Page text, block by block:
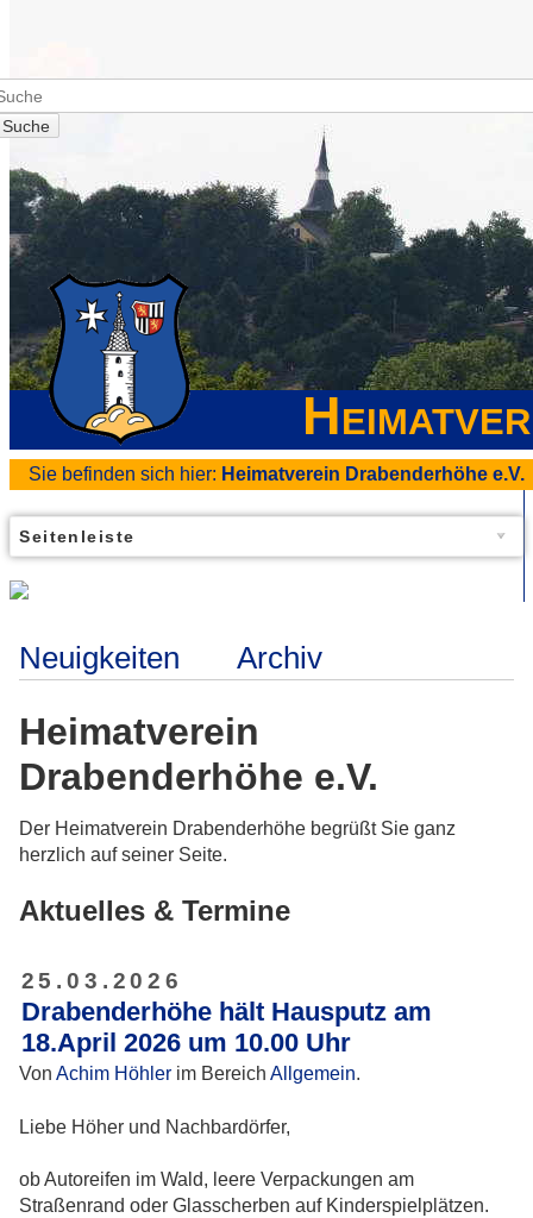
Suche
Sie befinden sich hier: Heimatverein Drabenderhöhe e.V.
Seitenleiste
Neuigkeiten Archiv
Heimatverein
Drabenderhöhe e.V.
Der Heimatverein Drabenderhöhe begrüßt Sie ganz
herzlich auf seiner Seite.
Aktuelles & Termine
25.03.2026
Drabenderhöhe hält Hausputz am
18.April 2026 um 10.00 Uhr
Von Achim Höhler im Bereich Allgemein.
Liebe Höher und Nachbardörfer,
ob Autoreifen im Wald, leere Verpackungen am
Straßenrand oder Glasscherben auf Kinderspielplätzen.